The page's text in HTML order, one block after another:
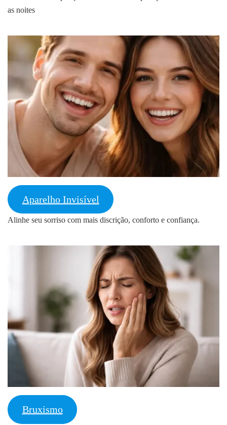
as noites
Aparelho Invisível
Alinhe seu sorriso com mais discrição, conforto e confiança.
Bruxismo